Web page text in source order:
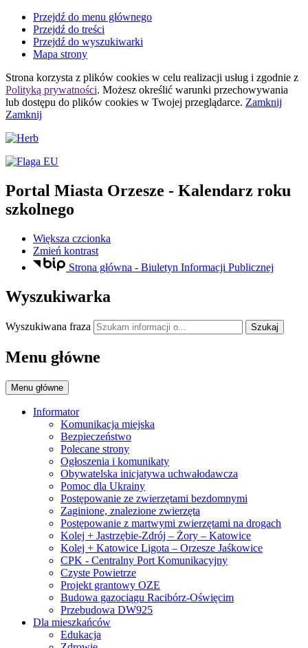
Przejdź do menu głównego
Przejdź do treści
Przejdź do wyszukiwarki
Mapa strony
Strona korzysta z plików cookies w celu realizacji usług i zgodnie z
Polityką prywatności. Możesz określić warunki przechowywania
lub dostępu do plików cookies w Twojej przeglądarce. Zamknij
Zamknij
Portal Miasta Orzesze - Kalendarz roku
szkolnego
Większa czcionka
Zmień kontrast
Strona główna - Biuletyn Informacji Publicznej
Wyszukiwarka
Wyszukiwana fraza Szukaj
Menu główne
Menu główne
Informator
Komunikacja miejska
Bezpieczeństwo
Polecane strony
Ogłoszenia i komunikaty
Obywatelska inicjatywa uchwałodawcza
Pomoc dla Ukrainy
Postępowanie ze zwierzętami bezdomnymi
Zaginione, znalezione zwierzęta
Postępowanie z martwymi zwierzętami na drogach
Kolej + Jastrzębie-Zdrój – Żory – Katowice
Kolej + Katowice Ligota – Orzesze Jaśkowice
CPK - Centralny Port Komunikacyjny
Czyste Powietrze
Projekt grantowy OZE
Budowa gazociągu Racibórz-Oświęcim
Przebudowa DW925
Dla mieszkańców
Edukacja